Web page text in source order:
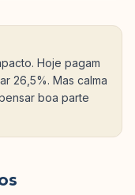
Hoje pagam
26,5%. Mas calma
boa parte